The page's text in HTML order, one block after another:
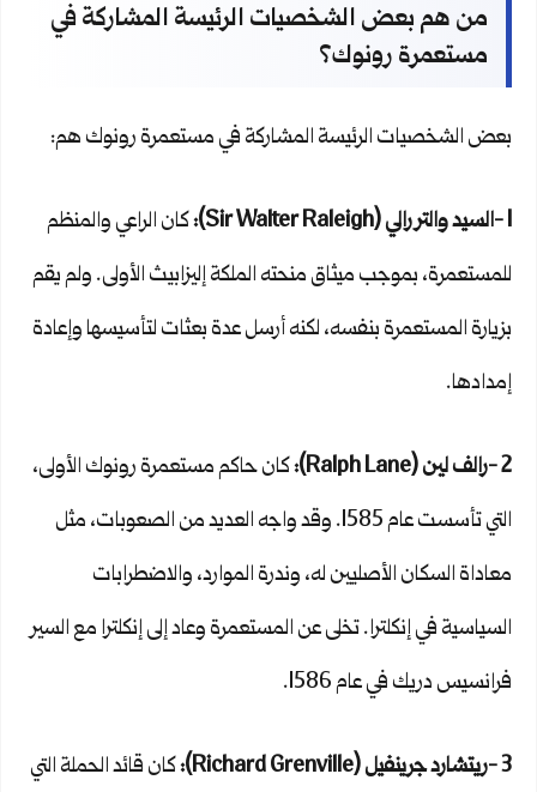
من هم بعض الشخصيات الرئيسة المشاركة في
مستعمرة رونوك؟
بعض الشخصيات الرئيسة المشاركة في مستعمرة رونوك هم:
1 -السيد والتر رالي ( Sir Walter Raleigh
):كان الراعي والمنظم
للمستعمرة، بموجب ميثاق منحته الملكة إليزابيث الأولى. ولم يقم
بزيارة المستعمرة بنفسه، لكنه أرسل عدة بعثات لتأسيسها وإعادة
إمدادها.
2 -رالف لين ( Ralph Lane
):كان حاكم مستعمرة رونوك الأولى،
التي تأسست عام 1585. وقد واجه العديد من الصعوبات، مثل
معاداة السكان الأصليين له، وندرة الموارد، والاضطرابات
السياسية في إنكلترا. تخلى عن المستعمرة وعاد إلى إنكلترا مع السير
فرانسيس دريك في عام 1586.
3 -ريتشارد جرينفيل ( Richard Grenville
):كان قائد الحملة التي